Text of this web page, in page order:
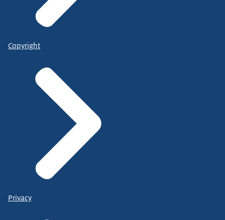
Copyright
Privacy